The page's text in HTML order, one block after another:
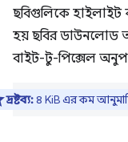
ছবিগুলিকে হাইলাইট
হয় ছবির ডাউনলোড
বাইট-টু-পিক্সেল
দ্রষ্টব্য:৪ KiB এর কম